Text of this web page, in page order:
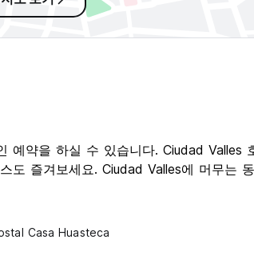
약을 하실 수 있습니다. Ciudad Valles
도 즐겨보세요. Ciudad Valles에 머무는
Casa Huasteca